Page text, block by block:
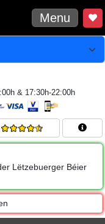
Menu
& 17:30h-22:00h
Lëtzebuerger Béier